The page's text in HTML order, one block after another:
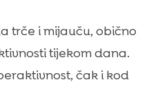
trče i mijauču, obično
tijekom dana.
čak i kod